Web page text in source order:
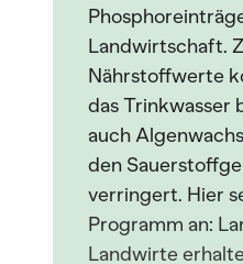
Landwirtschaft.
Nährstoffwerte
das Trinkwasser
auch
den
verringert. Hier
Programm an:
Landwirte